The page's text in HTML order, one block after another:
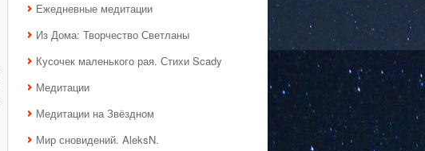
Ежедневные медитации
Из Дома: Творчество Светланы
Кусочек маленького рая. Стихи Scady
Медитации
Медитации на Звёздном
Мир сновидений. AleksN.